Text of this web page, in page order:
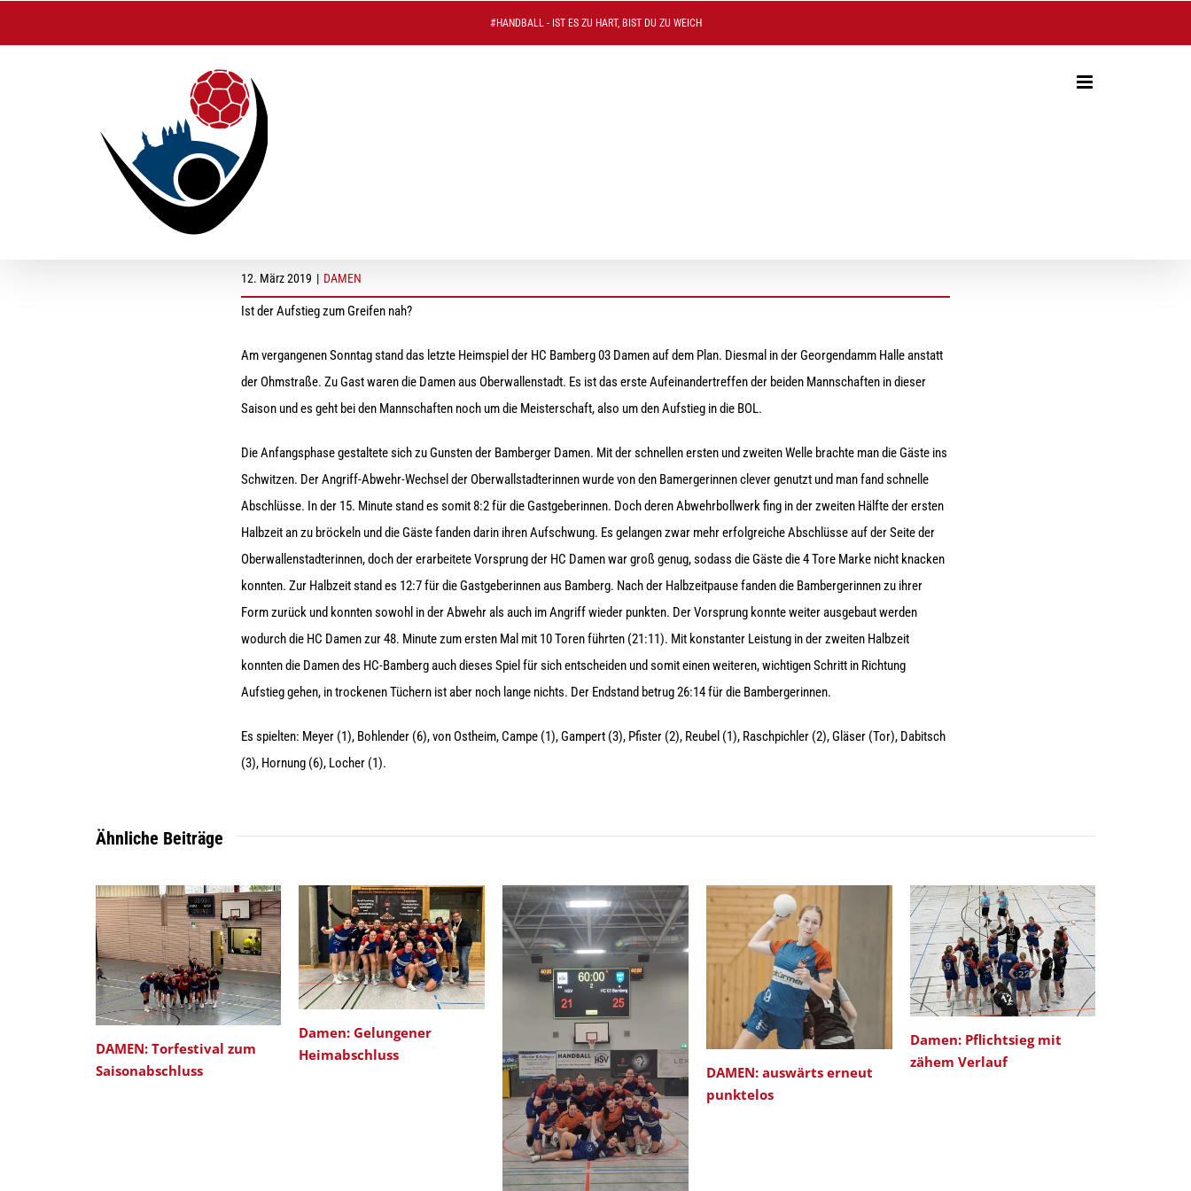
#HANDBALL - IST ES ZU HART, BIST DU ZU WEICH
12. März 2019 | DAMEN
Ist der Aufstieg zum Greifen nah?
Am vergangenen Sonntag stand das letzte Heimspiel der HC Bamberg 03 Damen auf dem Plan. Diesmal in der Georgendamm Halle anstatt
der Ohmstraße. Zu Gast waren die Damen aus Oberwallenstadt. Es ist das erste Aufeinandertreffen der beiden Mannschaften in dieser
Saison und es geht bei den Mannschaften noch um die Meisterschaft, also um den Aufstieg in die BOL.
Die Anfangsphase gestaltete sich zu Gunsten der Bamberger Damen. Mit der schnellen ersten und zweiten Welle brachte man die Gäste ins
Schwitzen. Der Angriff-Abwehr-Wechsel der Oberwallstadterinnen wurde von den Bamergerinnen clever genutzt und man fand schnelle
Abschlüsse. In der 15. Minute stand es somit 8:2 für die Gastgeberinnen. Doch deren Abwehrbollwerk fing in der zweiten Hälfte der ersten
Halbzeit an zu bröckeln und die Gäste fanden darin ihren Aufschwung. Es gelangen zwar mehr erfolgreiche Abschlüsse auf der Seite der
Oberwallenstadterinnen, doch der erarbeitete Vorsprung der HC Damen war groß genug, sodass die Gäste die 4 Tore Marke nicht knacken
konnten. Zur Halbzeit stand es 12:7 für die Gastgeberinnen aus Bamberg. Nach der Halbzeitpause fanden die Bambergerinnen zu ihrer
Form zurück und konnten sowohl in der Abwehr als auch im Angriff wieder punkten. Der Vorsprung konnte weiter ausgebaut werden
wodurch die HC Damen zur 48. Minute zum ersten Mal mit 10 Toren führten (21:11). Mit konstanter Leistung in der zweiten Halbzeit
konnten die Damen des HC-Bamberg auch dieses Spiel für sich entscheiden und somit einen weiteren, wichtigen Schritt in Richtung
Aufstieg gehen, in trockenen Tüchern ist aber noch lange nichts. Der Endstand betrug 26:14 für die Bambergerinnen.
Es spielten: Meyer (1), Bohlender (6), von Ostheim, Campe (1), Gampert (3), Pfister (2), Reubel (1), Raschpichler (2), Gläser (Tor), Dabitsch
(3), Hornung (6), Locher (1).
Ähnliche Beiträge
DAMEN: Torfestival zum
Saisonabschluss
Damen: Gelungener
Heimabschluss
DAMEN: auswärts erneut
punktelos
Damen: Pflichtsieg mit
zähem Verlauf